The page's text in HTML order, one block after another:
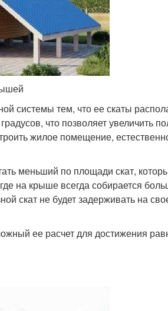
системы тем, что ее скаты
что позволяет увеличить
жилое помещение,
меньший по площади скат,
на крыше всегда собирается
скат не будет задерживать на
ее расчет для достижения